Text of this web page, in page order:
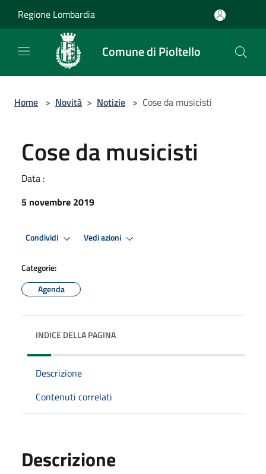
Regione Lombardia
Comune di Pioltello
Home > Novità > Notizie > Cose da musicisti
Cose da musicisti
Data :
5 novembre 2019
Condividi Vedi azioni
Categorie:
Agenda
INDICE DELLA PAGINA
Descrizione
Contenuti correlati
Descrizione